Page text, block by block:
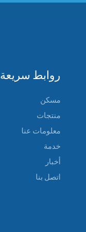
روابط سريعة
مسكن
منتجات
معلومات عنا
خدمة
أخبار
اتصل بنا